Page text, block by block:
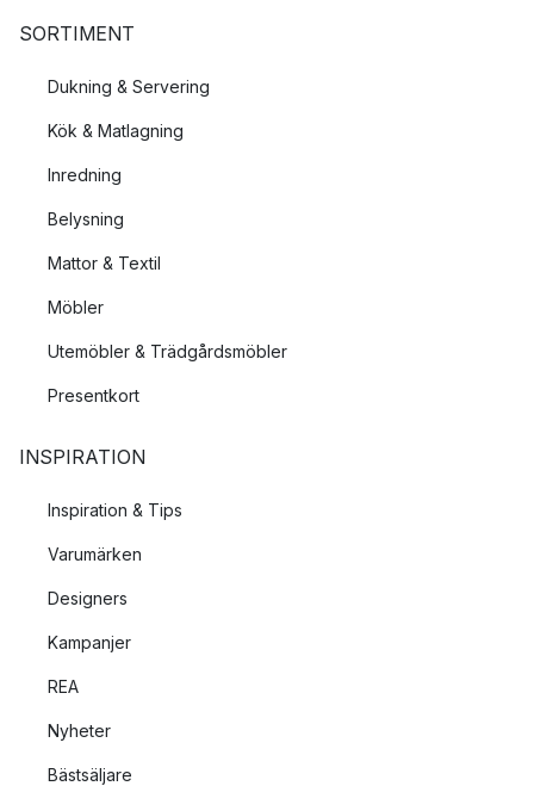
SORTIMENT
Dukning & Servering
Kök & Matlagning
Inredning
Belysning
Mattor & Textil
Möbler
Utemöbler & Trädgårdsmöbler
Presentkort
INSPIRATION
Inspiration & Tips
Varumärken
Designers
Kampanjer
REA
Nyheter
Bästsäljare